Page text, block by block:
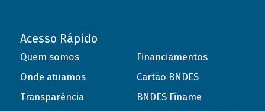
Acesso Rápido
Quem somos
Onde atuamos
Transparência
Financiamentos
Cartão BNDES
BNDES Finame